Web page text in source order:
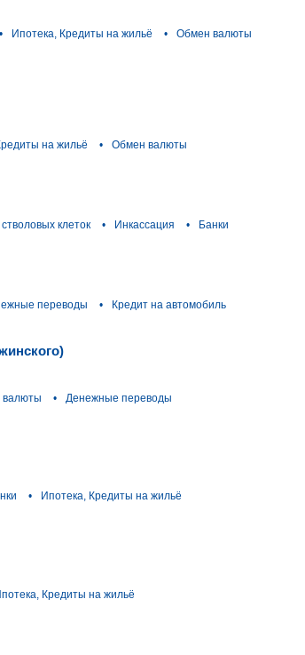
• Ипотека, Кредиты на жильё •
Обмен валюты
на жильё • Обмен валюты
клеток • Инкассация • Банки
переводы • Кредит на автомобиль
•
Денежные переводы
•
Ипотека, Кредиты на жильё
Кредиты на жильё